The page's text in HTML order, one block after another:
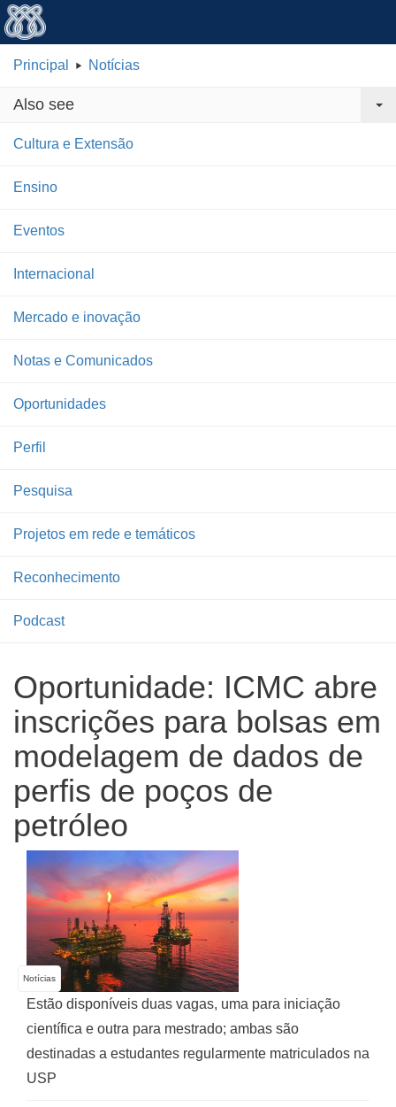
Principal Notícias
Also see
Cultura e Extensão
Ensino
Eventos
Internacional
Mercado e inovação
Notas e Comunicados
Oportunidades
Perfil
Pesquisa
Projetos em rede e temáticos
Reconhecimento
Podcast
Oportunidade: ICMC abre
inscrições para bolsas em
modelagem de dados de
perfis de poços de
petróleo
Notícias
Estão disponíveis duas vagas, uma para iniciação
científica e outra para mestrado; ambas são
destinadas a estudantes regularmente matriculados na
USP